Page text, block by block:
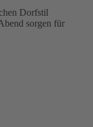
Dorfstil
sorgen für